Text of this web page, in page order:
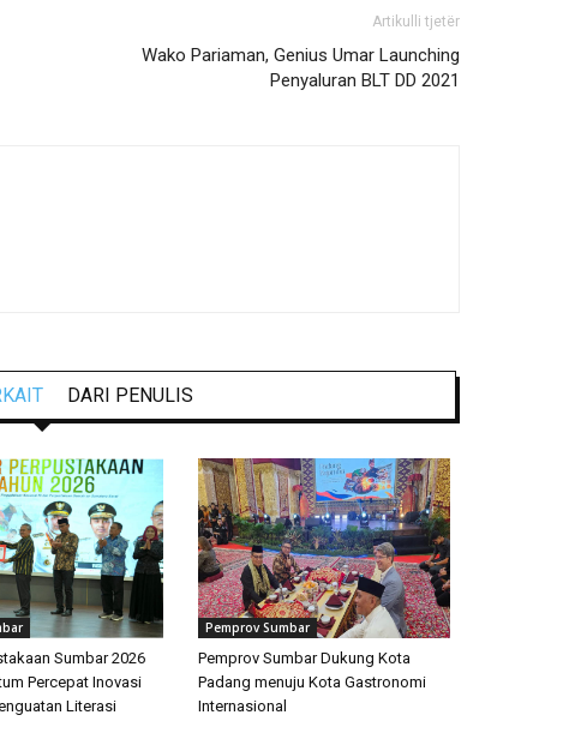
Artikulli tjetër
Wako Pariaman, Genius Umar Launching
Penyaluran BLT DD 2021
DARI PENULIS
Sumbar 2026
Percepat Inovasi
Literasi
Pemprov Sumbar
Pemprov Sumbar Dukung Kota
Padang menuju Kota Gastronomi
Internasional